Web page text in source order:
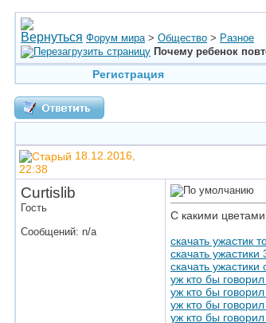
Форум мира > Общество > Разное
Почему ребенок
Регистрация
18.12.2016,
22:38
Curtislib
Гость
Сообщений: n/a
С какими
скачать ужастик
скачать ужастики
скачать ужастики
уж кто бы говорил
уж кто бы
уж кто бы
уж кто бы